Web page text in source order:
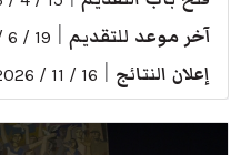
آخر موعد للتقديم 19 / 6 / 2026
إعلان النتائج 16 / 11 / 2026